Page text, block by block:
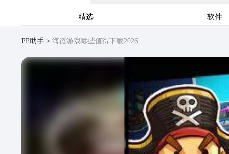
精选 软件
PP助手 海盗游戏哪些值得下载2026